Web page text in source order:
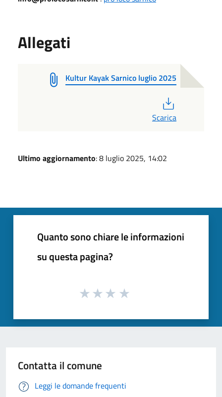
Allegati
Kultur Kayak Sarnico luglio 2025
Scarica
Ultimo aggiornamento: 8 luglio 2025, 14:02
Quanto sono chiare le informazioni
su questa pagina?
Contatta il comune
Leggi le domande frequenti